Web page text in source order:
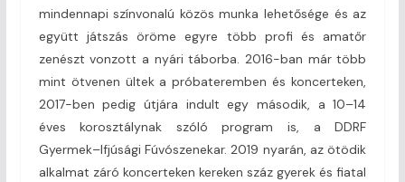
mindennapi színvonalú közös munka lehetősége és az
együtt játszás öröme egyre több profi és amatőr
zenészt vonzott a nyári táborba. 2016-ban már több
mint ötvenen ültek a próbateremben és koncerteken,
2017-ben pedig útjára indult egy második, a 10–14
éves korosztálynak szóló program is, a DDRF
Gyermek–Ifjúsági Fúvószenekar. 2019 nyarán, az ötödik
alkalmat záró koncerteken kereken száz gyerek és fiatal